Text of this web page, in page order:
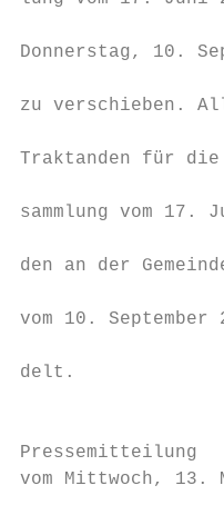
Donnerstag, 10.
zu verschieben.
Traktanden für die
sammlung vom 17.
den an der
vom 10. September
delt.
vom Mittwoch,